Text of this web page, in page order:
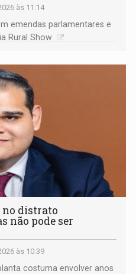
às 11:14
emendas parlamentares e
Rural Show
no distrato
não pode ser
às 10:39
costuma envolver anos